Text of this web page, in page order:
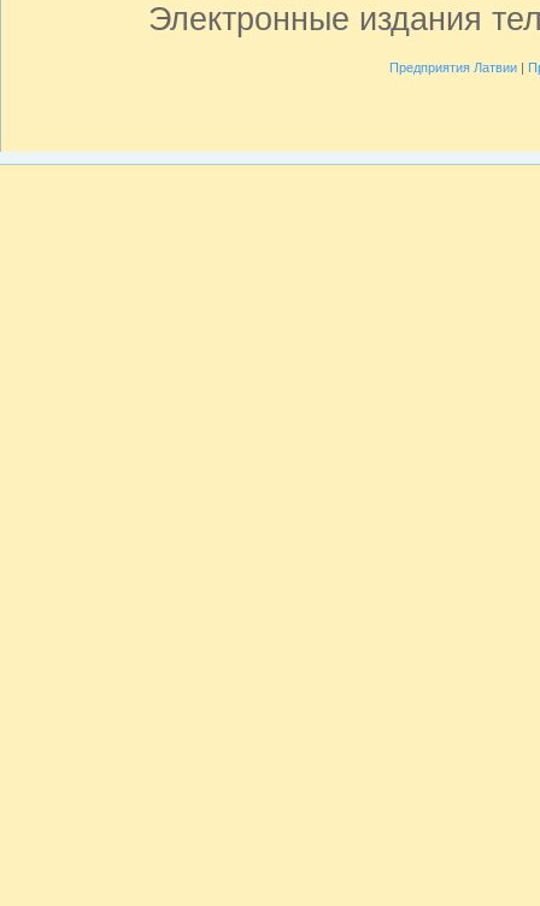
Электронные издания
Предприятия Латвии|